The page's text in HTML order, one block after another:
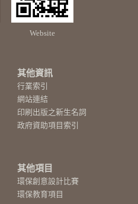
Website
其他資訊
行業索引
網站連結
印刷出版之新生名詞
政府資助項目索引
其他項目
環保創意設計比賽
環保教育項目